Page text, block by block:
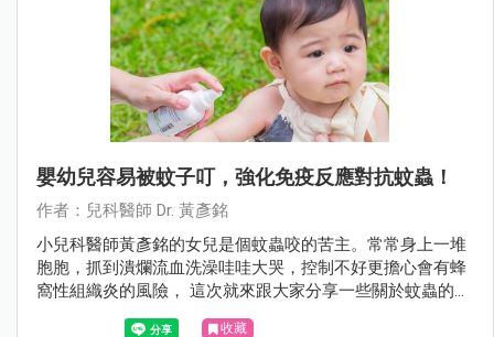
嬰幼兒容易被蚊子叮，強化免疫反應對抗蚊蟲！
作者：兒科醫師 Dr. 黃彥銘
小兒科醫師黃彥銘的女兒是個蚊蟲咬的苦主。常常身上一堆
胞胞，抓到潰爛流血洗澡哇哇大哭，控制不好更擔心會有蜂
窩性組織炎的風險， 這次就來跟大家分享一些關於蚊蟲的小
收藏